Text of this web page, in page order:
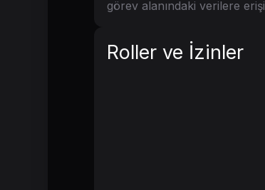
görev alanındaki verilere
Roller ve İzinler